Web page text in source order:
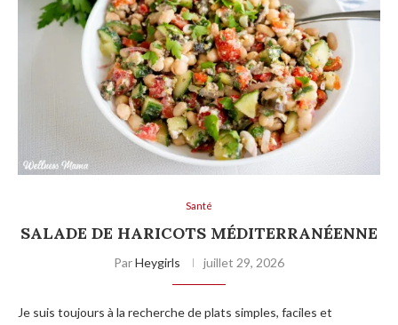
Santé
SALADE DE HARICOTS MÉDITERRANÉENNE
ParHeygirls juillet 29, 2026
Je suis toujours à la recherche de plats simples, faciles et